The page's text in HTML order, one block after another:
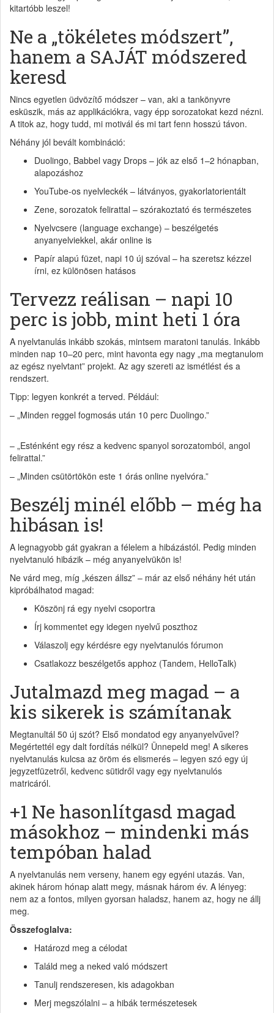
kitartóbb leszel!
Ne a „tökéletes módszert”,
hanem a SAJÁT módszered
keresd
Nincs egyetlen üdvözítő módszer – van, aki a tankönyvre
esküszik, más az applikációkra, vagy épp sorozatokat kezd nézni.
A titok az, hogy tudd, mi motivál és mi tart fenn hosszú távon.
Néhány jól bevált kombináció:
Duolingo, Babbel vagy Drops – jók az első 1–2 hónapban,
alapozáshoz
YouTube-os nyelvleckék – látványos, gyakorlatorientált
Zene, sorozatok felirattal – szórakoztató és természetes
Nyelvcsere (language exchange) – beszélgetés
anyanyelviekkel, akár online is
Papír alapú füzet, napi 10 új szóval – ha szeretsz kézzel
írni, ez különösen hatásos
Tervezz reálisan – napi 10
perc is jobb, mint heti 1 óra
A nyelvtanulás inkább szokás, mintsem maratoni tanulás. Inkább
minden nap 10–20 perc, mint havonta egy nagy „ma megtanulom
az egész nyelvtant” projekt. Az agy szereti az ismétlést és a
rendszert.
Tipp: legyen konkrét a terved. Például:
– „Minden reggel fogmosás után 10 perc Duolingo.”
– „Esténként egy rész a kedvenc spanyol sorozatomból, angol
felirattal.”
– „Minden csütörtökön este 1 órás online nyelvóra.”
Beszélj minél előbb – még ha
hibásan is!
A legnagyobb gát gyakran a félelem a hibázástól. Pedig minden
nyelvtanuló hibázik – még anyanyelvükön is!
Ne várd meg, míg „készen állsz” – már az első néhány hét után
kipróbálhatod magad:
Köszönj rá egy nyelvi csoportra
Írj kommentet egy idegen nyelvű poszthoz
Válaszolj egy kérdésre egy nyelvtanulós fórumon
Csatlakozz beszélgetős apphoz (Tandem, HelloTalk)
Jutalmazd meg magad – a
kis sikerek is számítanak
Megtanultál 50 új szót? Első mondatod egy anyanyelvűvel?
Megértettél egy dalt fordítás nélkül? Ünnepeld meg! A sikeres
nyelvtanulás kulcsa az öröm és elismerés – legyen szó egy új
jegyzetfüzetről, kedvenc sütidről vagy egy nyelvtanulós
matricáról.
+1 Ne hasonlítgasd magad
másokhoz – mindenki más
tempóban halad
A nyelvtanulás nem verseny, hanem egy egyéni utazás. Van,
akinek három hónap alatt megy, másnak három év. A lényeg:
nem az a fontos, milyen gyorsan haladsz, hanem az, hogy ne állj
meg.
Összefoglalva:
Határozd meg a célodat
Találd meg a neked való módszert
Tanulj rendszeresen, kis adagokban
Merj megszólalni – a hibák természetesek